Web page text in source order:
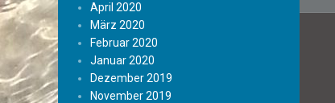
April 2020
März 2020
Februar 2020
Januar 2020
Dezember 2019
November 2019